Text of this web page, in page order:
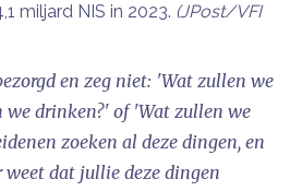
miljard NIS in 2023. (JPost/VFI
en zeg niet: 'Wat zullen we
we drinken?' of 'Wat zullen we
zoeken al deze dingen, en
weet dat jullie deze dingen